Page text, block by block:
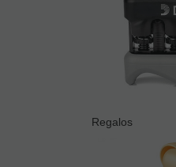
Regalos